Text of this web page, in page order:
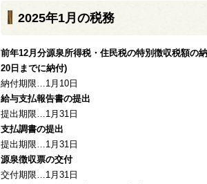
2025年1月の税務
前年12月分源泉所得税・住民税の特別徴収税額の
20日までに納付)
納付期限…1月10日
給与支払報告書の提出
提出期限…1月31日
支払調書の提出
提出期限…1月31日
源泉徴収票の交付
交付期限…1月31日